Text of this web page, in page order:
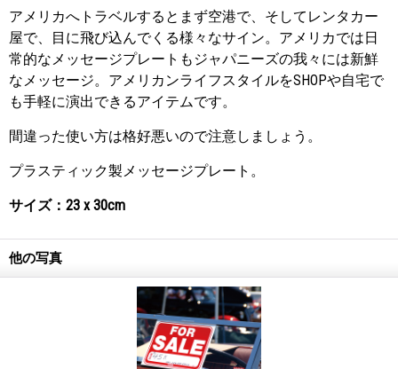
アメリカへトラベルするとまず空港で、そしてレンタカー
屋で、目に飛び込んでくる様々なサイン。アメリカでは日
常的なメッセージプレートもジャパニーズの我々には新鮮
なメッセージ。アメリカンライフスタイルをSHOPや自宅で
も手軽に演出できるアイテムです。
間違った使い方は格好悪いので注意しましょう。
プラスティック製メッセージプレート。
サイズ：23 x 30cm
他の写真